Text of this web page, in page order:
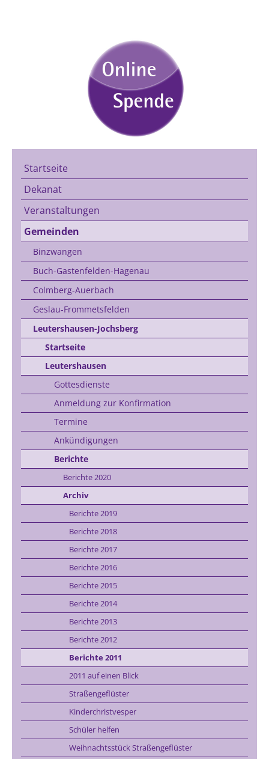
Startseite
Dekanat
Veranstaltungen
Gemeinden
Binzwangen
Buch-Gastenfelden-Hagenau
Colmberg-Auerbach
Geslau-Frommetsfelden
Leutershausen-Jochsberg
Startseite
Leutershausen
Gottesdienste
Anmeldung zur Konfirmation
Termine
Ankündigungen
Berichte
Berichte 2020
Archiv
Berichte 2019
Berichte 2018
Berichte 2017
Berichte 2016
Berichte 2015
Berichte 2014
Berichte 2013
Berichte 2012
Berichte 2011
2011 auf einen Blick
Straßengeflüster
Kinderchristvesper
Schüler helfen
Weihnachtsstück Straßengeflüster